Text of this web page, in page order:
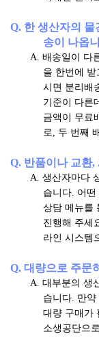
Q. 한 생산자의 물
송이 나옵
A. 배송일이 다
을 한번에
시면 분리배
기준이 다른
금액이 무료
로, 두 번째
Q. 반품이나 교환,
A. 생산자마다
습니다. 어
상담 메뉴를
진행해 주세
라인 시스템
Q. 대량으로 주문
A. 대부분의 생
습니다. 만
대량 구매가
소생공단으